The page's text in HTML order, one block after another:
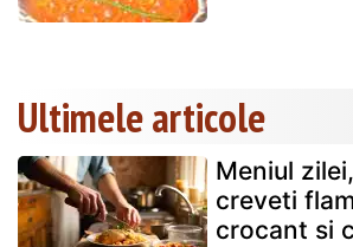
Ultimele articole
Meniul
creveti
crocant si